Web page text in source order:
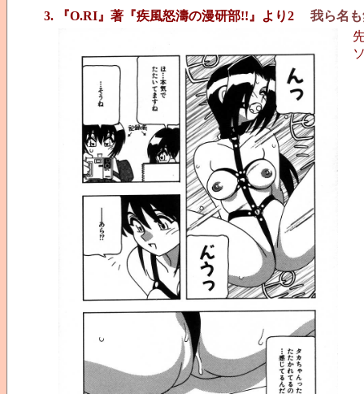
3. 『O.RI』著『疾風怒濤の漫研部!!』より2
我ら名